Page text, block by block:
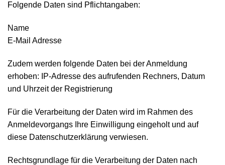
Folgende Daten sind Pflichtangaben:
Name
E-Mail Adresse
Zudem werden folgende Daten bei der Anmeldung
erhoben: IP-Adresse des aufrufenden Rechners, Datum
und Uhrzeit der Registrierung
Für die Verarbeitung der Daten wird im Rahmen des
Anmeldevorgangs Ihre Einwilligung eingeholt und auf
diese Datenschutzerklärung verwiesen.
Rechtsgrundlage für die Verarbeitung der Daten nach